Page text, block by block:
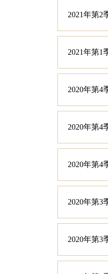
2021年第2
2021年第1
2020年第4
2020年第4
2020年第4
2020年第3
2020年第3